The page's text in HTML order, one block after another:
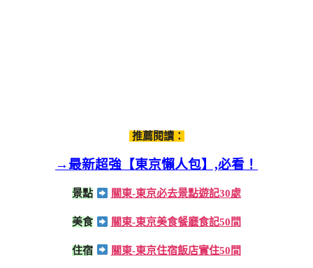
推薦閱讀：
→最新超強【東京懶人包】,必看！
景點 關東-東京必去景點遊記30處
美食 關東-東京美食餐廳食記50間
住宿 關東-東京住宿飯店實住50間